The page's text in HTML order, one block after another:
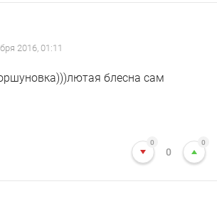
2016, 01:11
блесна сам
0
0
0